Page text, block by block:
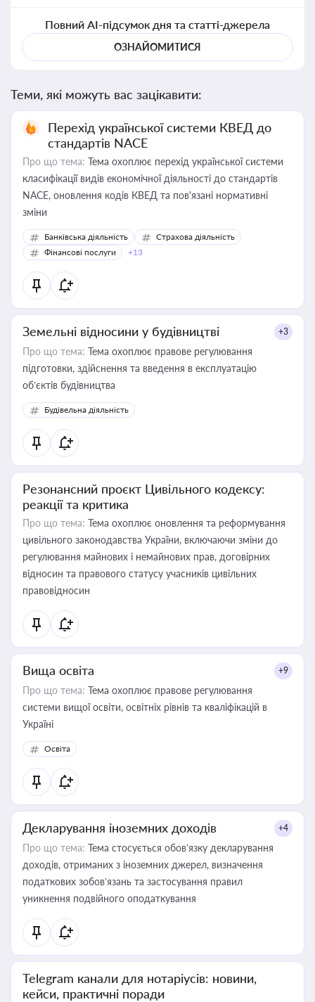
Повний AI-підсумок дня та статті-джерела
ОЗНАЙОМИТИСЯ
Теми, які можуть вас зацікавити:
Перехід української системи КВЕД до
стандартів NACE
Про що тема: Тема охоплює перехід української системи
класифікації видів економічної діяльності до стандартів
NACE, оновлення кодів КВЕД та пов'язані нормативні
зміни
Банківська діяльність
Страхова діяльність
Фінансові послуги
+13
Земельні відносини у будівництві +3
Про що тема: Тема охоплює правове регулювання
підготовки, здійснення та введення в експлуатацію
об’єктів будівництва
Будівельна діяльність
Резонансний проєкт Цивільного кодексу:
реакції та критика
Про що тема: Тема охоплює оновлення та реформування
цивільного законодавства України, включаючи зміни до
регулювання майнових і немайнових прав, договірних
відносин та правового статусу учасників цивільних
правовідносин
Вища освіта +9
Про що тема: Тема охоплює правове регулювання
системи вищої освіти, освітніх рівнів та кваліфікацій в
Україні
Освіта
Декларування іноземних доходів +4
Про що тема: Тема стосується обов’язку декларування
доходів, отриманих з іноземних джерел, визначення
податкових зобов’язань та застосування правил
уникнення подвійного оподаткування
Telegram канали для нотаріусів: новини,
кейси, практичні поради